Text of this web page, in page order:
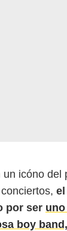
icóno del
por ser
boy